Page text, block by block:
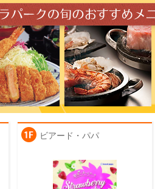
ビアード・パパ